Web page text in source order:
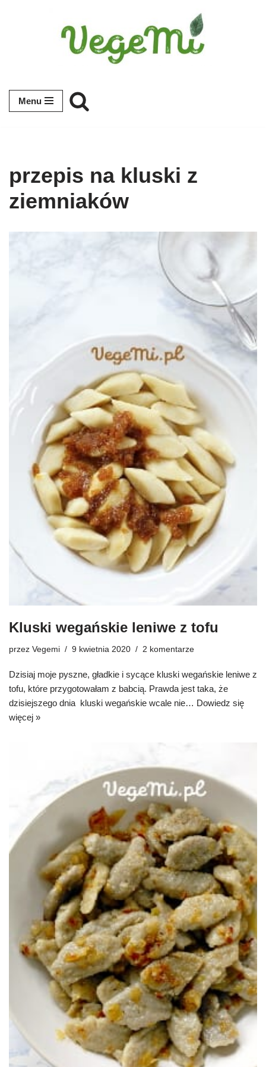
Menu
przepis na kluski z
ziemniaków
Kluski wegańskie leniwe z tofu
przez Vegemi 9 kwietnia 2020 2 komentarze
Dzisiaj moje pyszne, gładkie i sycące kluski wegańskie leniwe z
tofu, które przygotowałam z babcią. Prawda jest taka, że
dzisiejszego dnia kluski wegańskie wcale nie… Dowiedz się
więcej »